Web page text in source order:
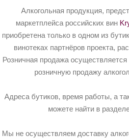
Алкогольная продукция,
маркетплейса российских вин
приобретена только в одном из
винотеках партнёров проекта,
Розничная продажа
розничную продажу
Адреса бутиков, время работы, а
можете найти в
Мы не осуществляем доставку